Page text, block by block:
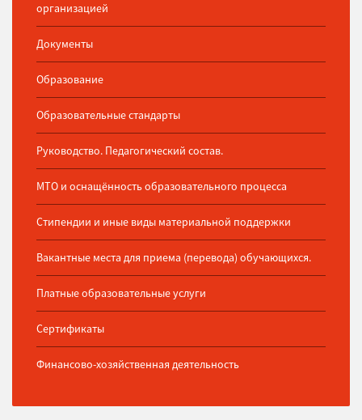
организацией
Документы
Образование
Образовательные стандарты
Руководство. Педагогический состав.
МТО и оснащённость образовательного процесса
Стипендии и иные виды материальной поддержки
Вакантные места для приема (перевода) обучающихся.
Платные образовательные услуги
Сертификаты
Финансово-хозяйственная деятельность